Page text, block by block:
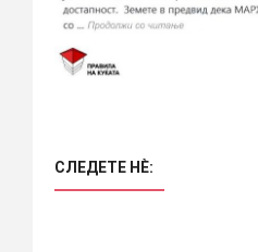
СЛЕДЕТЕ НÈ: